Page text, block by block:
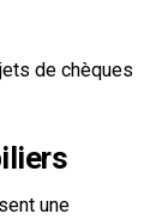
de chèques
une